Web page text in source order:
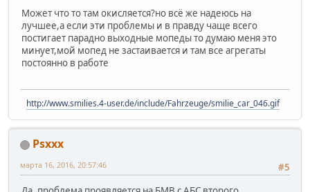
Может что то там окисляется?но всё же надеюсь на
лучшее,а если эти проблемы и в правду чаще всего
постигает парадно выходные мопеды то думаю меня это
минует,мой мопед не застаивается и там все агрегаты
постоянно в работе
http://www.smilies.4-user.de/include/Fahrzeuge/smilie_car_046.gif
Psxxx
#5
марта 16, 2016, 20:57:46